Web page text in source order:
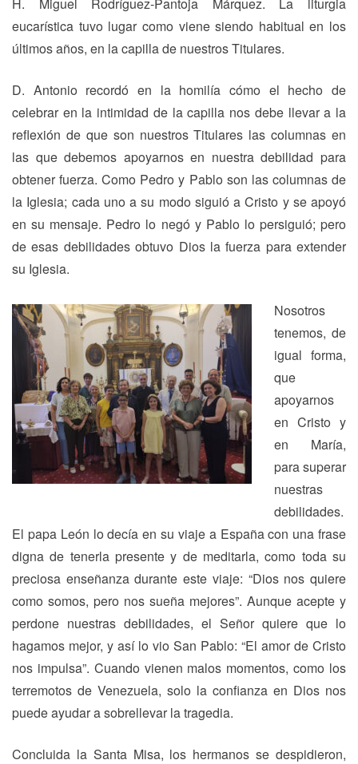
eucarística tuvo lugar como viene siendo habitual en los
últimos años, en la capilla de nuestros Titulares.
D. Antonio recordó en la homilía cómo el hecho de
celebrar en la intimidad de la capilla nos debe llevar a la
reflexión de que son nuestros Titulares las columnas en
las que debemos apoyarnos en nuestra debilidad para
obtener fuerza. Como Pedro y Pablo son las columnas de
la Iglesia; cada uno a su modo siguió a Cristo y se apoyó
en su mensaje. Pedro lo negó y Pablo lo persiguió; pero
de esas debilidades obtuvo Dios la fuerza para extender
su Iglesia.
Nosotros
tenemos, de
igual forma,
que
apoyarnos
en Cristo y
en María,
para superar
nuestras
debilidades.
El papa León lo decía en su viaje a España con una frase
digna de tenerla presente y de meditarla, como toda su
preciosa enseñanza durante este viaje: “Dios nos quiere
como somos, pero nos sueña mejores”. Aunque acepte y
perdone nuestras debilidades, el Señor quiere que lo
hagamos mejor, y así lo vio San Pablo: “El amor de Cristo
nos impulsa”. Cuando vienen malos momentos, como los
terremotos de Venezuela, solo la confianza en Dios nos
puede ayudar a sobrellevar la tragedia.
Concluida la Santa Misa, los hermanos se despidieron,